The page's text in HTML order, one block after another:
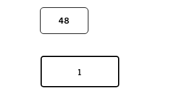
48